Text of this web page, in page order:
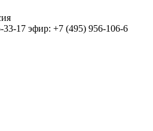
33-17 эфир: +7 (495) 956-106-6